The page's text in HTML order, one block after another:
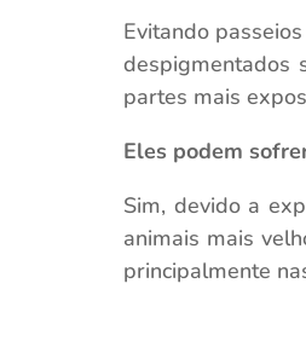
Evitando
despigmentados
partes mais
Eles podem
Sim, devido a
animais mais
principalmente